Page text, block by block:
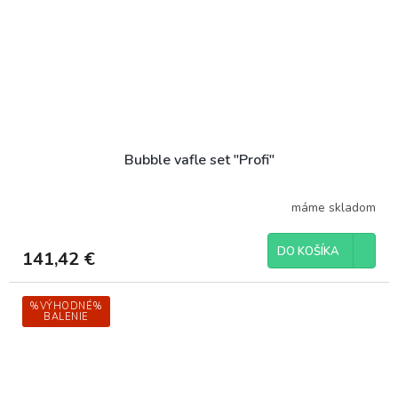
Bubble vafle set "Profi"
máme skladom
141,42 € DO KOŠÍKA
%VÝHODNÉ%
BALENIE